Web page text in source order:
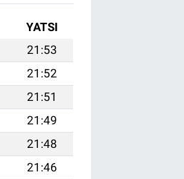
YATSI
21:53
21:52
21:51
21:49
21:48
21:46